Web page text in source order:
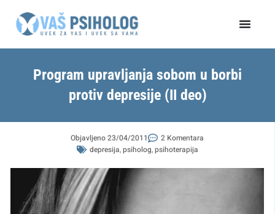
Program upravljanja sobom u borbi
protiv depresije (II deo)
Objavljeno23/04/2011
2 Komentara
depresija,psiholog,psihoterapija